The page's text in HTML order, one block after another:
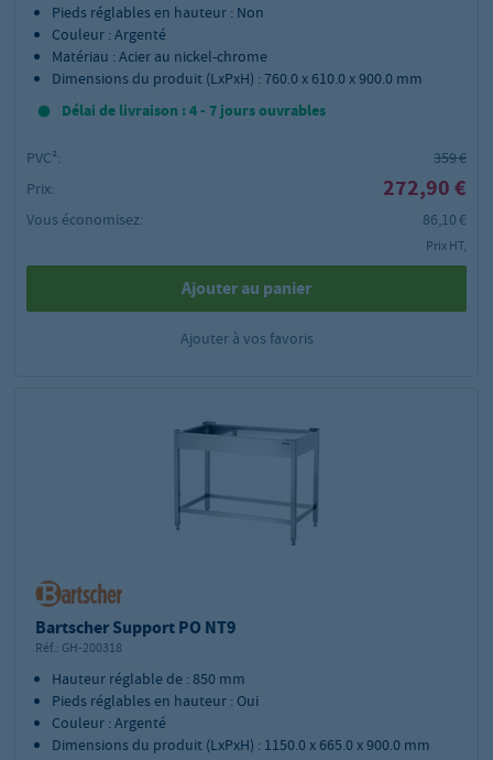
Pieds réglables en hauteur : Non
Couleur : Argenté
Matériau : Acier au nickel-chrome
Dimensions du produit (LxPxH) : 760.0 x 610.0 x 900.0 mm
Délai de livraison : 4 - 7 jours ouvrables
PVC²:
359 €
Prix:
272,90 €
Vous économisez: 86,10 €
Prix HT,
Ajouter au panier
Ajouter à vos favoris
Bartscher Support PO NT9
Réf.: GH-200318
Hauteur réglable de : 850 mm
Pieds réglables en hauteur : Oui
Couleur : Argenté
Dimensions du produit (LxPxH) : 1150.0 x 665.0 x 900.0 mm